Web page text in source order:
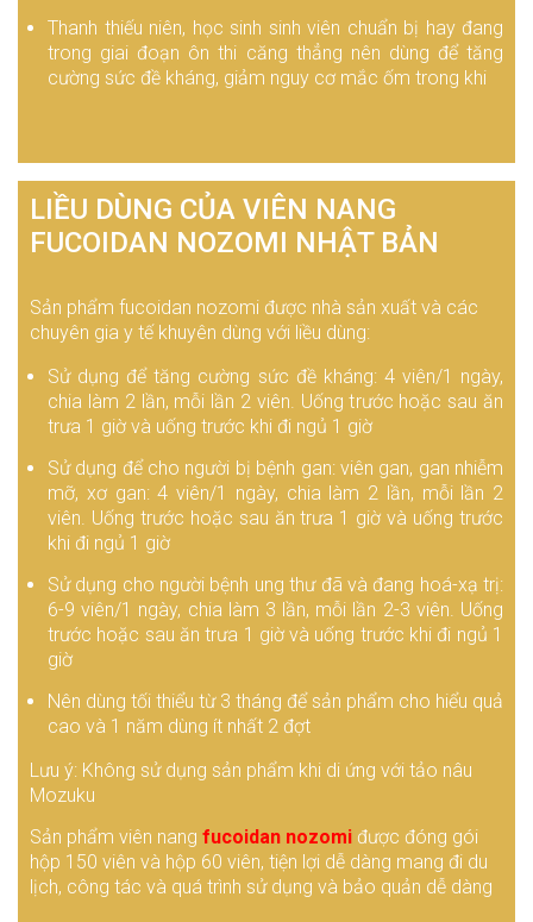
Thanh thiếu niên, học sinh sinh viên chuẩn bị hay đang
trong giai đoạn ôn thi căng thẳng nên dùng để tăng
cường sức đề kháng, giảm nguy cơ mắc ốm trong khi
LIỀU DÙNG CỦA VIÊN NANG
FUCOIDAN NOZOMI NHẬT BẢN
Sản phẩm fucoidan nozomi được nhà sản xuất và các
chuyên gia y tế khuyên dùng với liều dùng:
Sử dụng để tăng cường sức đề kháng: 4 viên/1 ngày,
chia làm 2 lần, mỗi lần 2 viên. Uống trước hoặc sau ăn
trưa 1 giờ và uống trước khi đi ngủ 1 giờ
Sử dụng để cho người bị bệnh gan: viên gan, gan nhiễm
mỡ, xơ gan: 4 viên/1 ngày, chia làm 2 lần, mỗi lần 2
viên. Uống trước hoặc sau ăn trưa 1 giờ và uống trước
khi đi ngủ 1 giờ
Sử dụng cho người bệnh ung thư đã và đang hoá-xạ trị:
6-9 viên/1 ngày, chia làm 3 lần, mỗi lần 2-3 viên. Uống
trước hoặc sau ăn trưa 1 giờ và uống trước khi đi ngủ 1
giờ
Nên dùng tối thiểu từ 3 tháng để sản phẩm cho hiểu quả
cao và 1 năm dùng ít nhất 2 đợt
Lưu ý: Không sử dụng sản phẩm khi di ứng với tảo nâu
Mozuku
Sản phẩm viên nang fucoidan nozomi được đóng gói
hộp 150 viên và hộp 60 viên, tiện lợi dễ dàng mang đi du
lịch, công tác và quá trình sử dụng và bảo quản dễ dàng